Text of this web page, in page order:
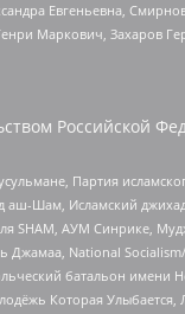
Евгеньевна,
Маркович, Захаров
Российской
Партия
аш-Шам, Исламский
SHAM, АУМ Синрике,
Джамаа, National
батальон имени
Которая Улыбается,